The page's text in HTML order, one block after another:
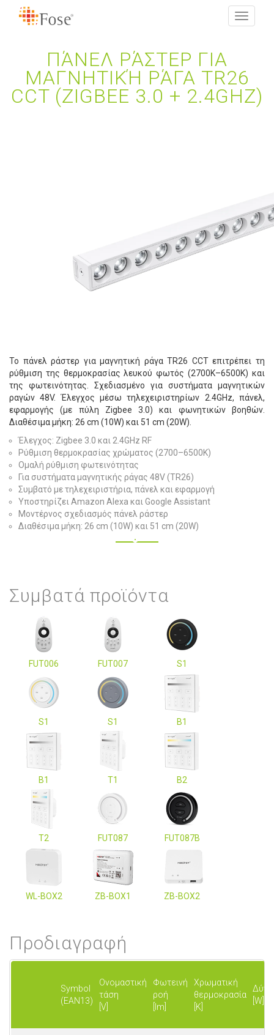
Toggle
ΠΆΝΕΛ ΡΆΣΤΕΡ ΓΙΑ
ΜΑΓΝΗΤΙΚΉ ΡΆΓΑ TR26
CCT (ZIGBEE 3.0 + 2.4GHZ)
Το πάνελ ράστερ για μαγνητική ράγα TR26 CCT επιτρέπει τη
ρύθμιση της θερμοκρασίας λευκού φωτός (2700K–6500K) και
της φωτεινότητας. Σχεδιασμένο για συστήματα μαγνητικών
ραγών 48V. Έλεγχος μέσω τηλεχειριστηρίων 2.4GHz, πάνελ,
εφαρμογής (με πύλη Zigbee 3.0) και φωνητικών βοηθών.
Διαθέσιμα μήκη: 26 cm (10W) και 51 cm (20W).
Έλεγχος: Zigbee 3.0 και 2.4GHz RF
Ρύθμιση θερμοκρασίας χρώματος (2700–6500K)
Ομαλή ρύθμιση φωτεινότητας
Για συστήματα μαγνητικής ράγας 48V (TR26)
Συμβατό με τηλεχειριστήρια, πάνελ και εφαρμογή
Υποστηρίζει Amazon Alexa και Google Assistant
Μοντέρνος σχεδιασμός πάνελ ράστερ
Διαθέσιμα μήκη: 26 cm (10W) και 51 cm (20W)
Συμβατά προϊόντα
FUT006 FUT007 S1
S1 S1 B1
B1 T1 B2
T2 FUT087 FUT087B
WL-BOX2 ZB-BOX1 ZB-BOX2
Προδιαγραφή
Symbol
(EAN13)
Ονομαστική
τάση
[V]
Φωτεινή
ροή
[lm]
Χρωματική
θερμοκρασία
[K]
[W]